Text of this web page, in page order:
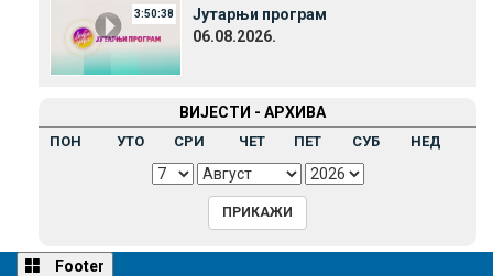
3:50:38
Јутарњи програм
06.08.2026.
ВИЈЕСТИ - АРХИВА
ПОН УТО СРИ ЧЕТ ПЕТ СУБ НЕД
Footer